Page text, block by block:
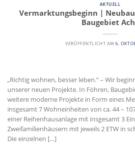
AKTUELL
Vermarktungsbeginn |
Baugebiet
VERÖFFENTLICHT AM6.
„Richtig wohnen, besser leben.“ – Wir
unserer neuen Projekte. In Föhren,
weitere moderne Projekte in Form eines
insgesamt 7 Wohneinheiten von ca. 44 –
einer Reihenhausanlage mit insgesamt 3
Zweifamilienhäusern mit jeweils 2 ETW in
Die einzelnen […]